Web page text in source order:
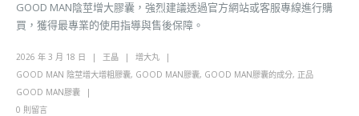
GOOD MAN陰莖增大膠囊，強烈建議透過官方網站或客服專線進行購
買，獲得最專業的使用指導與售後保障。
2026 年 3 月 18 日 王晶
增大丸
GOOD MAN 陰莖增大增粗膠囊, GOOD MAN膠囊, GOOD MAN膠囊的成分, 正品
GOOD MAN膠囊
0 則留言